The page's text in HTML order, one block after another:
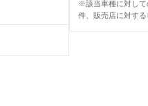
※該当車種に対して
件、販売店に対する